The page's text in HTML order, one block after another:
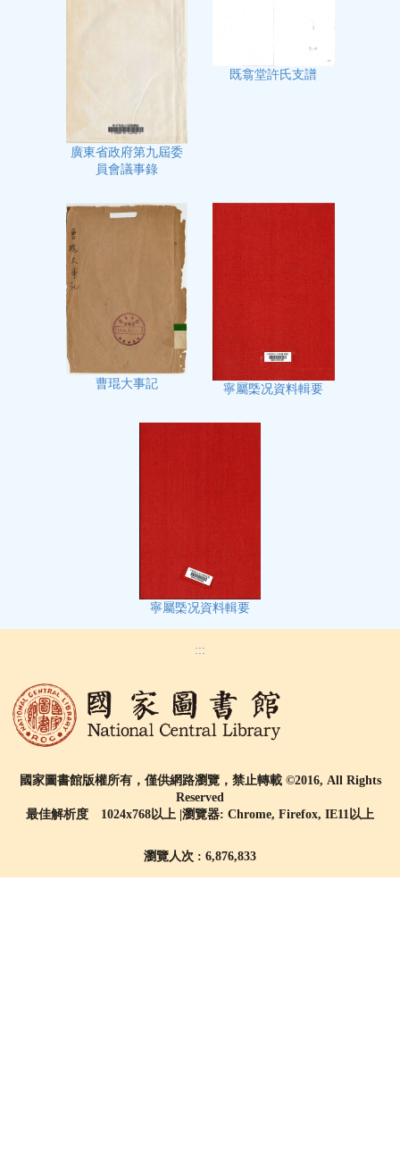
廣東省政府第九屆委
員會議事錄
既翕堂許氏支譜
曹琨大事記 寧屬㮣况資料輯要
寧屬㮣况資料輯要
:::
國家圖書館版權所有，僅供網路瀏覽，禁止轉載 ©2016, All Rights
Reserved
最佳解析度 1024x768以上 |瀏覽器: Chrome, Firefox, IE11以上
瀏覽人次 : 6,876,833